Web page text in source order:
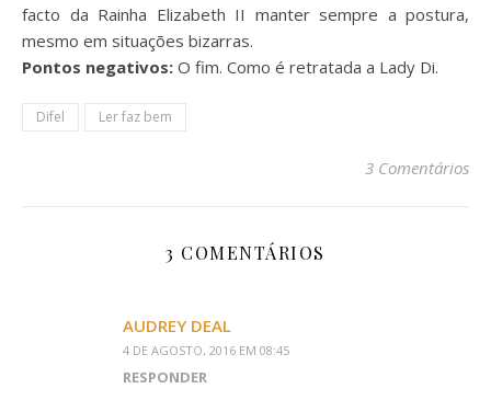
facto da Rainha Elizabeth II manter sempre a postura,
mesmo em situações bizarras.
Pontos negativos: O fim. Como é retratada a Lady Di.
Difel Ler faz bem
3 Comentários
3 COMENTÁRIOS
AUDREY DEAL
4 DE AGOSTO, 2016 EM 08:45
RESPONDER